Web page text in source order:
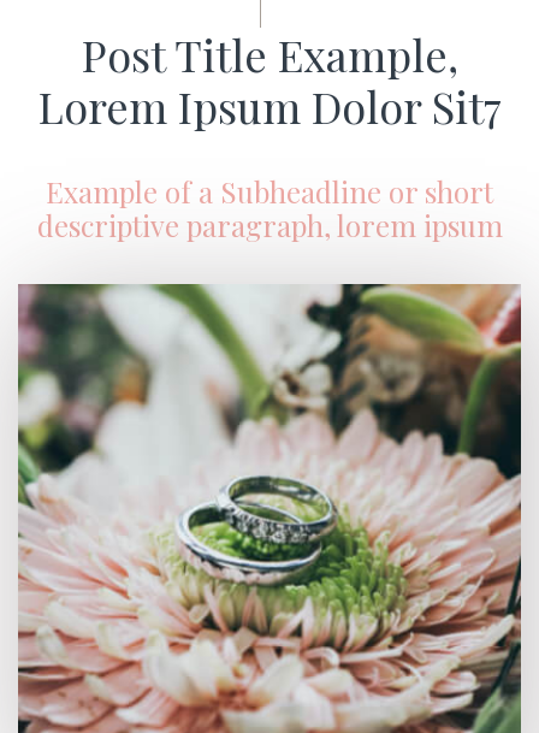
Post Title Example,
Lorem Ipsum Dolor Sit7
Example of a Subheadline or short
descriptive paragraph, lorem ipsum